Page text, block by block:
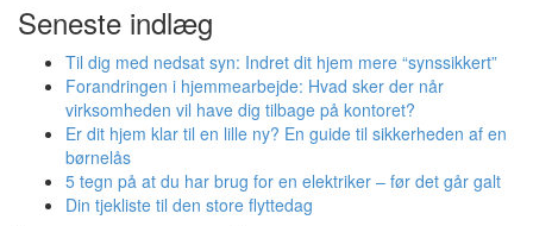
Seneste indlæg
Til dig med nedsat syn: Indret dit hjem mere “synssikkert”
Forandringen i hjemmearbejde: Hvad sker der når
virksomheden vil have dig tilbage på kontoret?
Er dit hjem klar til en lille ny? En guide til sikkerheden af en
børnelås
5 tegn på at du har brug for en elektriker – før det går galt
Din tjekliste til den store flyttedag